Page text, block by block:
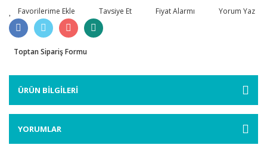
Tavsiye Et Fiyat Alarmı Yorum Yaz
Toptan Sipariş Formu
ÜRÜN BİLGİLERİ
YORUMLAR